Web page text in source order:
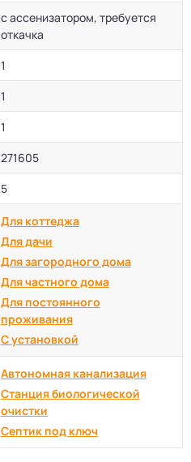
с ассенизатором, требуется
откачка
1
1
1
271605
5
Для коттеджа
Для дачи
Для загородного дома
Для частного дома
Для постоянного
проживания
С установкой
Автономная канализация
Станция биологической
очистки
Септик под ключ